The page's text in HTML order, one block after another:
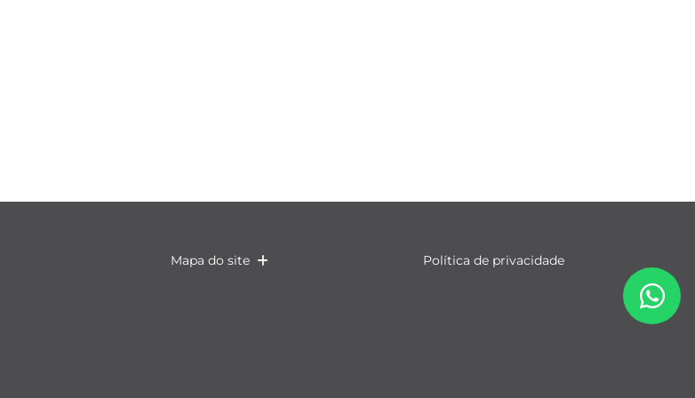
Mapa do site Política de privacidade